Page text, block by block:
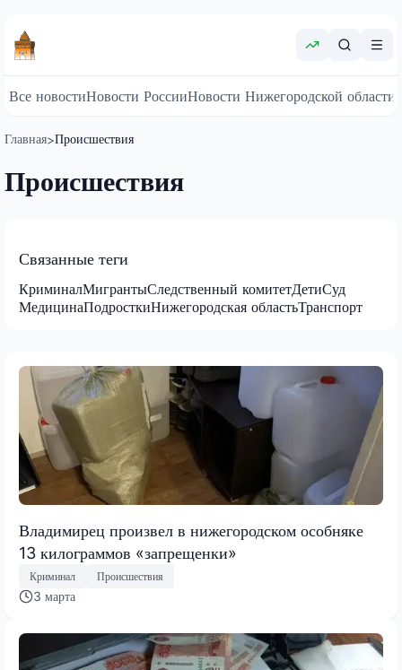
Все новостиНовости РоссииНовости Нижегородской области
Главная>Происшествия
Происшествия
Связанные теги
КриминалМигрантыСледственный комитетДетиСуд
МедицинаПодросткиНижегородская областьТранспорт
Владимирец произвел в нижегородском особняке
13 килограммов «запрещенки»
Криминал Происшествия
3 марта